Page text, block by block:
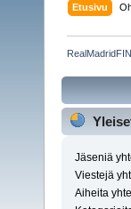
Etusivu
Jäseniä
Viestejä
Aiheita